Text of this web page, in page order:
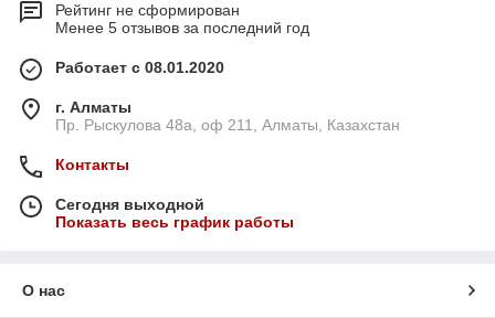
Рейтинг не сформирован
Менее 5 отзывов за последний год
Работает с 08.01.2020
г. Алматы
Пр. Рыскулова 48а, оф 211, Алматы, Казахстан
Контакты
Сегодня выходной
Показать весь график работы
О нас